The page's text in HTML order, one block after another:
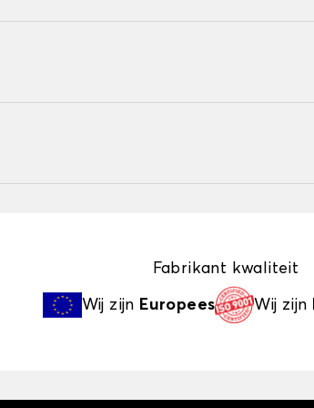
Fabrikant kwaliteit
Wij zijn Europees Wij zijn